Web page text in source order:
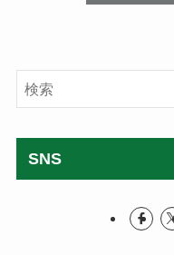
SNS